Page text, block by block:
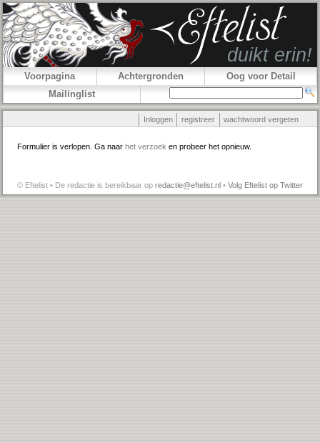
Voorpagina Achtergronden
Oog voor Detail
Mailinglist
Inloggen registreer wachtwoord vergeten
Formulier is verlopen. Ga naar het verzoek en probeer het opnieuw.
© Eftelist • De redactie is bereikbaar op redactie@eftelist.nl • Volg Eftelist op Twitter